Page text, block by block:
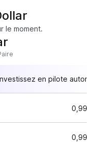
le moment.
en pilote